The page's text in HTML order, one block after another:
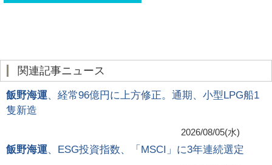
関連記事ニュース
飯野海運、経常96億円に上方修正。通期、小型LPG船1
隻新造
2026/08/05(水)
飯野海運、ESG投資指数、「MSCI」に3年連続選定